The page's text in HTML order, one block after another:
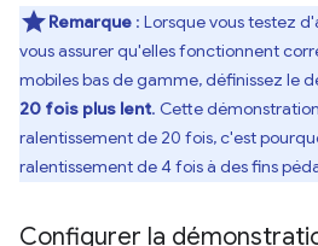
Remarque : Lorsque vous testez
vous assurer qu'elles fonctionnent
mobiles bas de gamme, définissez le
20 fois plus lent. Cette
ralentissement de 20 fois, c'est
ralentissement de 4 fois à des fins
Configurer la